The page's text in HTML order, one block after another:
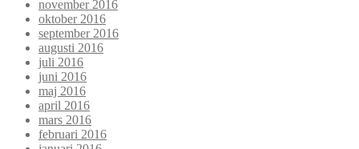
november 2016
oktober 2016
september 2016
augusti 2016
juli 2016
juni 2016
maj 2016
april 2016
mars 2016
februari 2016